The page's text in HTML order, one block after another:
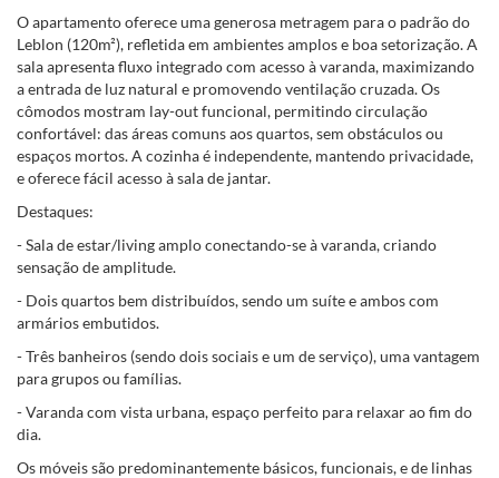
O apartamento oferece uma generosa metragem para o padrão do
Leblon (120m²), refletida em ambientes amplos e boa setorização. A
sala apresenta fluxo integrado com acesso à varanda, maximizando
a entrada de luz natural e promovendo ventilação cruzada. Os
cômodos mostram lay-out funcional, permitindo circulação
confortável: das áreas comuns aos quartos, sem obstáculos ou
espaços mortos. A cozinha é independente, mantendo privacidade,
e oferece fácil acesso à sala de jantar.
Destaques:
- Sala de estar/living amplo conectando-se à varanda, criando
sensação de amplitude.
- Dois quartos bem distribuídos, sendo um suíte e ambos com
armários embutidos.
- Três banheiros (sendo dois sociais e um de serviço), uma vantagem
para grupos ou famílias.
- Varanda com vista urbana, espaço perfeito para relaxar ao fim do
dia.
Os móveis são predominantemente básicos, funcionais, e de linhas